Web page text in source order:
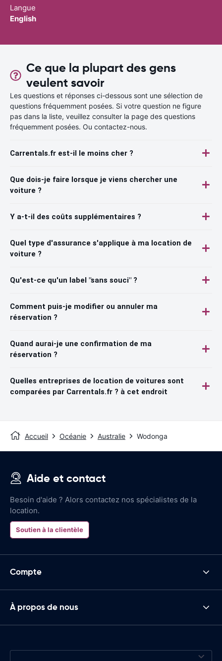
Langue
English
Ce que la plupart des gens
veulent savoir
Les questions et réponses ci-dessous sont une sélection de
questions fréquemment posées. Si votre question ne figure
pas dans la liste, veuillez consulter la page des questions
fréquemment posées. Ou contactez-nous.
Carrentals.fr est-il le moins cher ?
Que dois-je faire lorsque je viens chercher une
voiture ?
Y a-t-il des coûts supplémentaires ?
Quel type d'assurance s'applique à ma location de
voiture ?
Qu'est-ce qu'un label "sans souci" ?
Comment puis-je modifier ou annuler ma
réservation ?
Quand aurai-je une confirmation de ma
réservation ?
Quelles entreprises de location de voitures sont
comparées par Carrentals.fr ? à cet endroit
Accueil Océanie Australie Wodonga
Aide et contact
Besoin d'aide ? Alors contactez nos spécialistes de la
location.
Soutien à la clientèle
Compte
À propos de nous